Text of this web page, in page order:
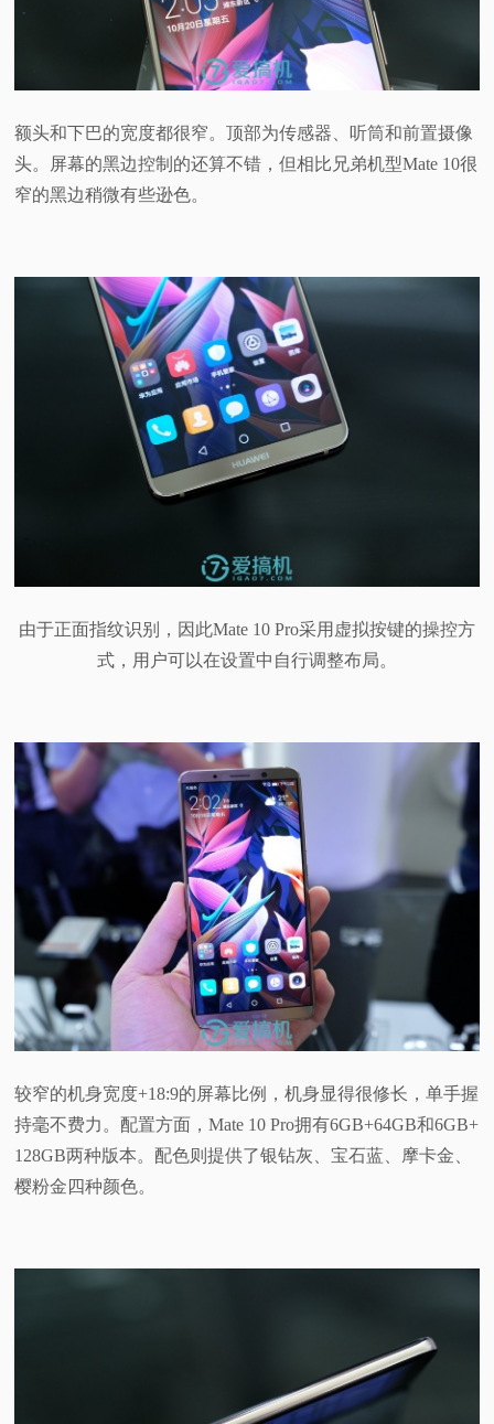
额头和下巴的宽度都很窄。顶部为传感器、听筒和前置摄像
头。屏幕的黑边控制的还算不错，但相比兄弟机型Mate 10很
窄的黑边稍微有些逊色。
由于正面指纹识别，因此Mate 10 Pro采用虚拟按键的操控方
式，用户可以在设置中自行调整布局。
较窄的机身宽度+18:9的屏幕比例，机身显得很修长，单手握
持毫不费力。配置方面，Mate 10 Pro拥有6GB+64GB和6GB+
128GB两种版本。配色则提供了银钻灰、宝石蓝、摩卡金、
樱粉金四种颜色。